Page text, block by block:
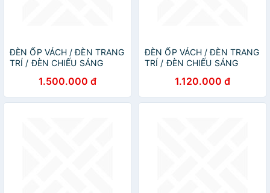
ĐÈN ỐP VÁCH / ĐÈN TRANG
TRÍ / ĐÈN CHIẾU SÁNG
ĐÈN TREO TƯỜNG PHÒNG
KHÁCH / PHÒNG NGỦ / ĐÈN
TRANG TRÍ NHÀ HÀNG
1.500.000 đ
ĐÈN ỐP VÁCH / ĐÈN TRANG
TRÍ / ĐÈN CHIẾU SÁNG
ĐÈN TREO TƯỜNG PHÒNG
KHÁCH / PHÒNG NGỦ / ĐÈN
TRANG TRÍ NHÀ HÀNG
1.120.000 đ